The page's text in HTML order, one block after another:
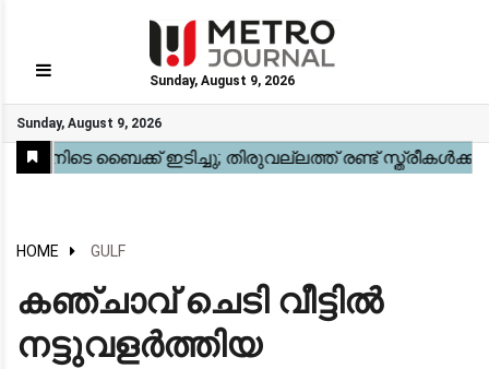
Sunday, August 9, 2026
Sunday, August 9, 2026
GO
Home
Kerala
National
Gulf
World
Sports
Movies
Health
Automobile
Travel
Education
Novel
Business
Technology
Webstory
HOME GULF
കഞ്ചാവ് ചെടി വീട്ടില്‍
നട്ടുവളര്‍ത്തിയ